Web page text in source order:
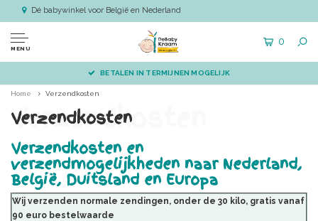
Dé babywinkel voor België en Nederland
MENU
0
BETALEN IN TERMIJNEN MOGELIJK
Home Verzendkosten
Verzendkosten
Verzendkosten
Verzendkosten en
verzendmogelijkheden naar Nederland,
België, Duitsland en Europa
Wij verzenden normale zendingen, onder de 30 kilo, gratis vanaf
90 euro bestelwaarde